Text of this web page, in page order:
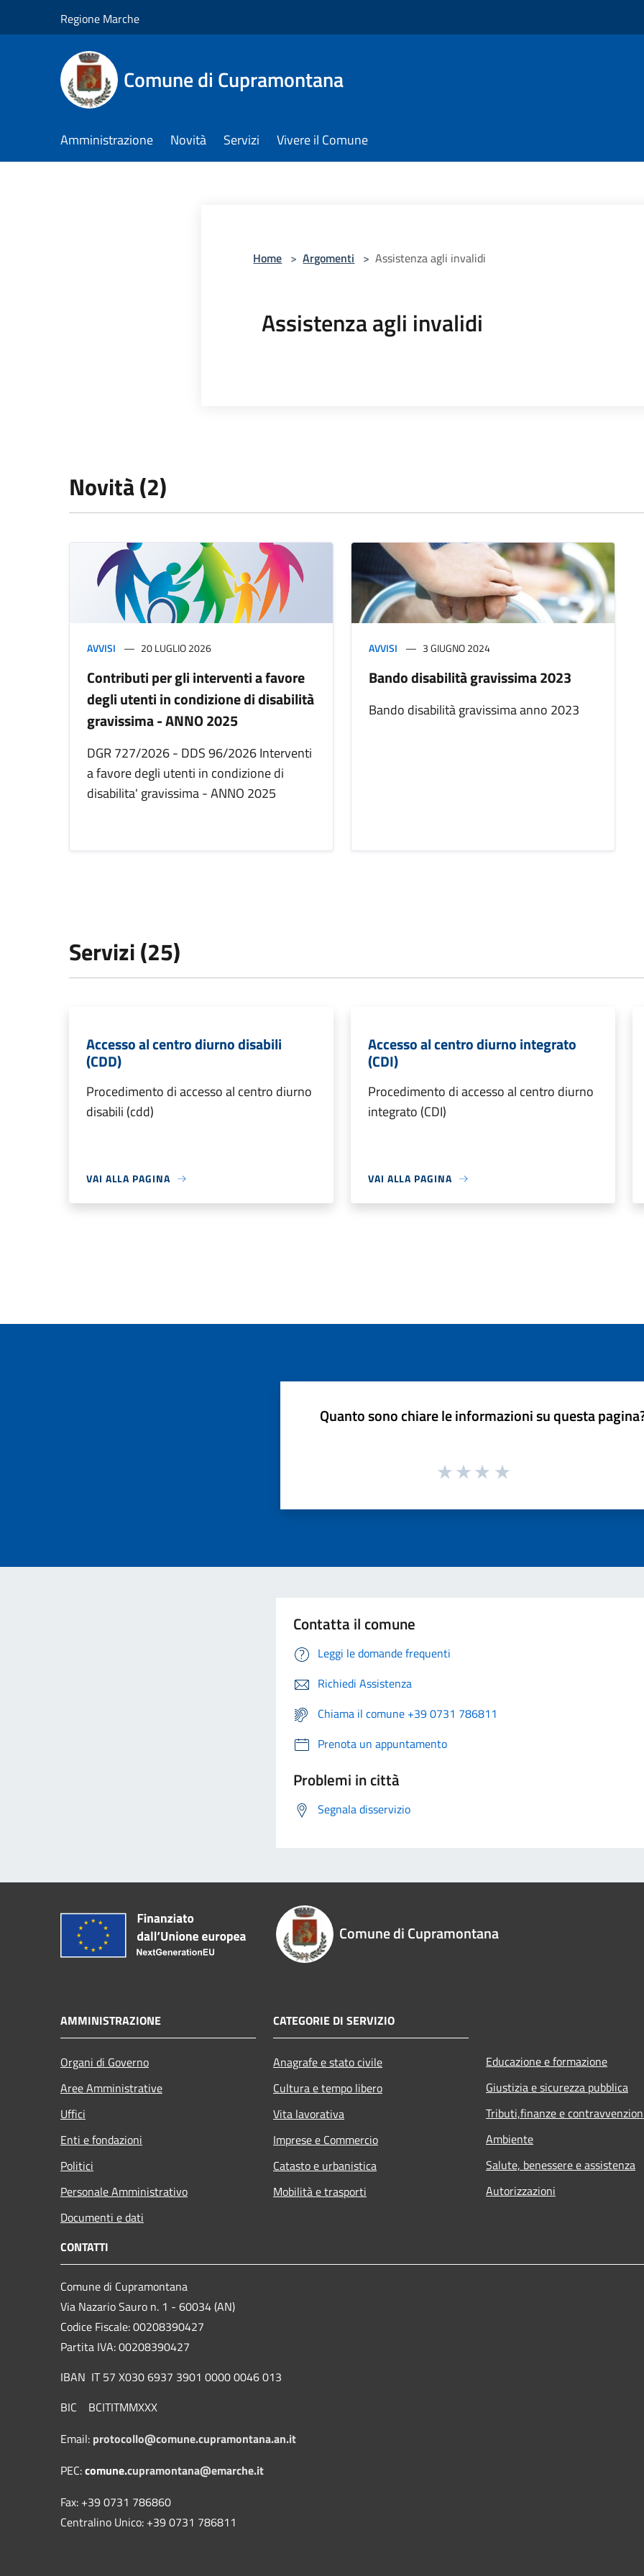
Regione Marche
Comune di Cupramontana
Amministrazione Novità Servizi Vivere il Comune
Home > Argomenti > Assistenza agli invalidi
Assistenza agli invalidi
Novità (2)
AVVISI 20 LUGLIO 2026
Contributi per gli interventi a favore
degli utenti in condizione di disabilità
gravissima - ANNO 2025
DGR 727/2026 - DDS 96/2026 Interventi
a favore degli utenti in condizione di
disabilita' gravissima - ANNO 2025
AVVISI 3 GIUGNO 2024
Bando disabilità gravissima 2023
Bando disabilità gravissima anno 2023
Servizi (25)
Accesso al centro diurno disabili
(CDD)
Procedimento di accesso al centro diurno
disabili (cdd)
VAI ALLA PAGINA
Accesso al centro diurno integrato
(CDI)
Procedimento di accesso al centro diurno
integrato (CDI)
VAI ALLA PAGINA
Quanto sono chiare le informazioni su questa
Contatta il comune
Leggi le domande frequenti
Richiedi Assistenza
Chiama il comune +39 0731 786811
Prenota un appuntamento
Problemi in città
Segnala disservizio
Comune di Cupramontana
AMMINISTRAZIONE
Organi di Governo
Aree Amministrative
Uffici
Enti e fondazioni
Politici
Personale Amministrativo
Documenti e dati
CATEGORIE DI SERVIZIO
Anagrafe e stato civile
Cultura e tempo libero
Vita lavorativa
Imprese e Commercio
Catasto e urbanistica
Mobilità e trasporti
Educazione e formazione
Giustizia e sicurezza pubblica
Tributi,finanze e
Ambiente
Salute, benessere e assistenza
Autorizzazioni
CONTATTI
Comune di Cupramontana
Via Nazario Sauro n. 1 - 60034 (AN)
Codice Fiscale: 00208390427
Partita IVA: 00208390427
IBAN IT 57 X030 6937 3901 0000 0046 013
BIC BCITITMMXXX
Email: protocollo@comune.cupramontana.an.it
PEC:comune.cupramontana@emarche.it
Fax: +39 0731 786860
Centralino Unico: +39 0731 786811